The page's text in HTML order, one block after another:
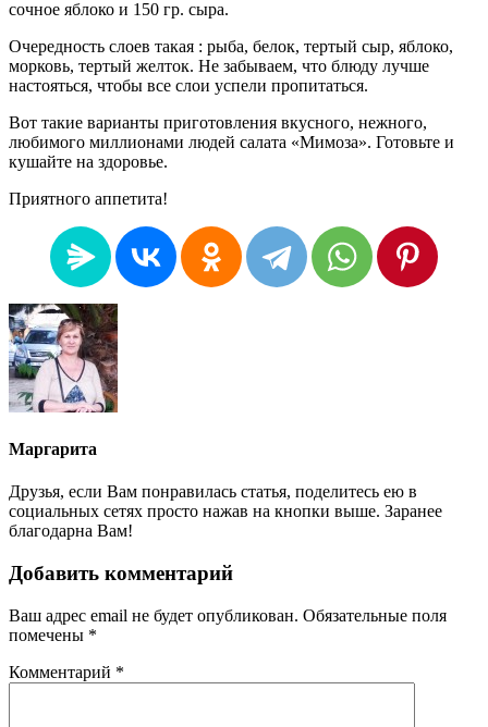
сочное яблоко и 150 гр. сыра.
Очередность слоев такая : рыба, белок, тертый сыр, яблоко,
морковь, тертый желток. Не забываем, что блюду лучше
настояться, чтобы все слои успели пропитаться.
Вот такие варианты приготовления вкусного, нежного,
любимого миллионами людей салата «Мимоза». Готовьте и
кушайте на здоровье.
Приятного аппетита!
Маргарита
Друзья, если Вам понравилась статья, поделитесь ею в
социальных сетях просто нажав на кнопки выше. Заранее
благодарна Вам!
Добавить комментарий
Ваш адрес email не будет опубликован. Обязательные поля
помечены *
Комментарий *